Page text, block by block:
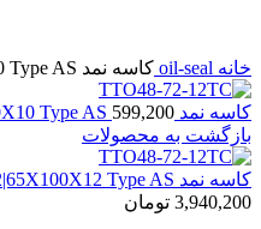
خانه oil-seal کاسه نمد NBR 55X100X10 Type AS
کاسه نمد NBR 55X100X10 Type AS 599,200
بازگشت به محصولات
کاسه نمد NBR BAU4SLX2|65X100X12 Type AS
3,940,200 تومان